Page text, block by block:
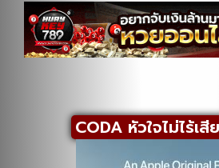
CODA หัวใจไม่ไร้เ